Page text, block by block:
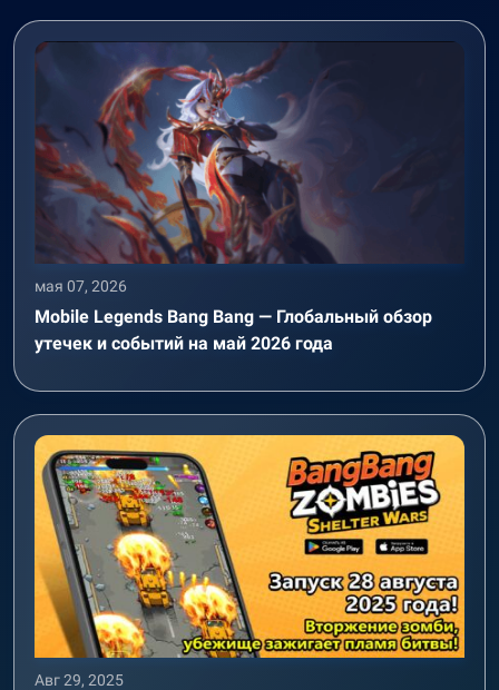
мая 07, 2026
Mobile Legends Bang Bang — Глобальный обзор
утечек и событий на май 2026 года
Авг 29, 2025